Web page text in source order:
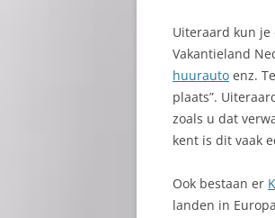
Uiteraard kun
Vakantieland
huurauto enz.
plaats”.
zoals u dat
kent is dit vaak
Ook bestaan er
landen in